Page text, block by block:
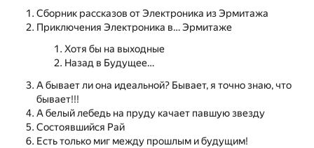
Сборник рассказов от Электроника из Эрмитажа
Приключения Электроника в… Эрмитаже
Хотя бы на выходные
Назад в Будущее…
А бывает ли она идеальной? Бывает, я точно знаю, что
бывает!!!
А белый лебедь на пруду качает павшую звезду
Состоявшийся Рай
Есть только миг между прошлым и будущим!